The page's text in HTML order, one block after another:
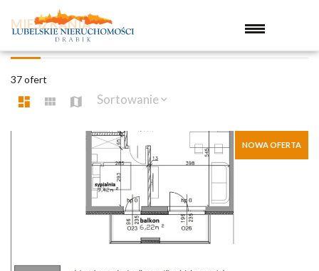
MIESZKANIA
37 ofert
Sortowanie
NOWA OFERTA